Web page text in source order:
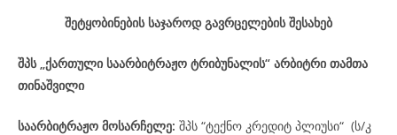
შეტყობინების საჯაროდ გავრცელების შესახებ
შპს „ქართული საარბიტრაჟო ტრიბუნალის“ არბიტრი თამთა
თინაშვილი
საარბიტრაჟო მოსარჩელე: შპს “ტექნო კრედიტ პლიუსი“ (ს/კ